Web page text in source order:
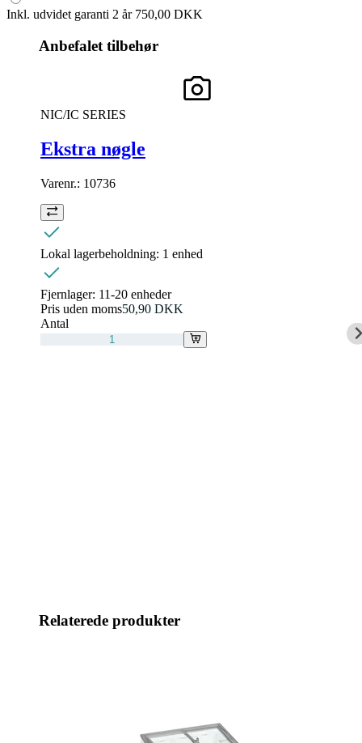
Inkl. udvidet garanti 2 år 750,00 DKK
Anbefalet tilbehør
NIC/IC SERIES
Ekstra nøgle
Varenr.: 10736
Lokal lagerbeholdning: 1 enhed
Fjernlager: 11-20 enheder
Pris uden moms50,90 DKK
Antal
Relaterede produkter